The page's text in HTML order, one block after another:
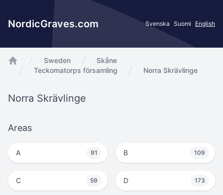
NordicGraves.com Svenska Suomi English
app.Start
Sweden
Skåne
Teckomatorps församling
Norra Skrävlinge
Norra Skrävlinge
Areas
A 91 B 109
C 59 D 173